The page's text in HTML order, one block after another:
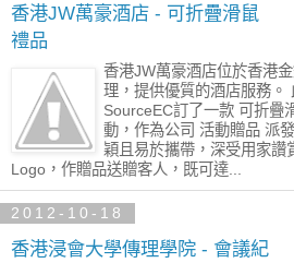
香港JW萬豪酒店 - 可折疊滑鼠
禮品
香港JW萬豪酒店位於香港
理，提供優質的酒店服務。
SourceEC訂了一款 可折疊
動，作為公司 活動贈品 派
穎且易於攜帶，深受用家讚
Logo，作贈品送贈客人，既可達...
2012-10-18
香港浸會大學傳理學院 - 會議紀